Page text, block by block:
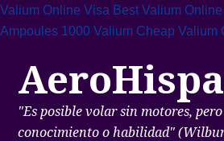
Valium Online Visa Best Valium Online
Ampoules 1000 Valium Cheap Valium
"Es posible volar sin motores,
conocimiento o habilidad"